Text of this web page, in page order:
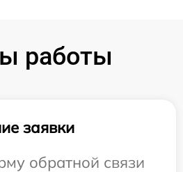
работы
заявки
обратной связи